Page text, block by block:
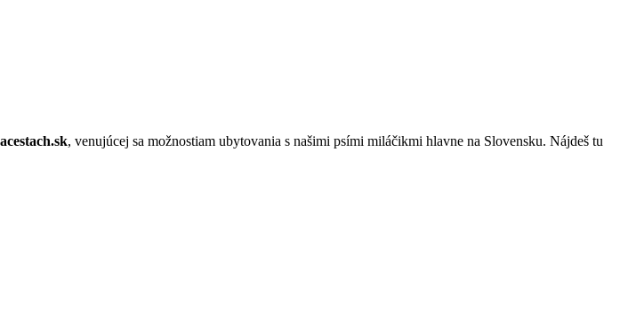
, venujúcej sa možnostiam ubytovania s našimi psími miláčikmi hlavne na Slovensku. Nájdeš tu